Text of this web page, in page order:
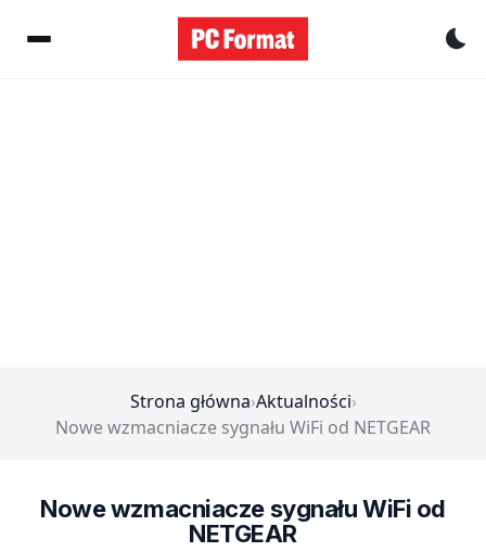
Strona główna›Aktualności›
Nowe wzmacniacze sygnału WiFi od NETGEAR
Nowe wzmacniacze sygnału WiFi od
NETGEAR